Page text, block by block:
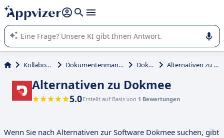
beantworten (mehrere Zeilen mit
Die KI von Appvizer führt Sie bei der Nutzung oder Auswahl
von SaaS-Software in Unternehmen.
Kollaboration Dokumentenmanagement Dokmee Alternativen zu Dokmee
Alternativen zu Dokmee
5.0Erstellt auf Basis von 1 Bewertungen
Wenn Sie nach Alternativen zur Software Dokmee suchen, gibt